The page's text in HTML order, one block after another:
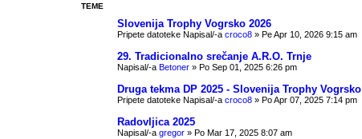
TEME
Slovenija Trophy Vogrsko 2026
Pripete datoteke Napisal/-a croco8 » Pe Apr 10, 2026 9:15 am
29. Tradicionalno srečanje A.R.O. Trnje
Napisal/-a Betoner » Po Sep 01, 2025 6:26 pm
Druga tekma DP 2025 - Slovenija Trophy Vogrsko
Pripete datoteke Napisal/-a croco8 » Po Apr 07, 2025 7:14 pm
Radovljica 2025
Napisal/-a gregor » Po Mar 17, 2025 8:07 am